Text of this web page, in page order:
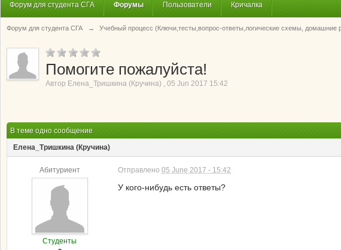
Форум для студента СГА Форумы Пользователи Кричалка
Форум для студента СГА → Учебный процесс (Ключи,тесты,вопрос-ответы,логические схемы, домашние
Помогите пожалуйста!
Автор Елена_Тришкина (Кручина) , 05 Jun 2017 15:42
В теме одно сообщение
Елена_Тришкина (Кручина)
Абитуриент
Студенты
Отправлено 05 June 2017 - 15:42
У кого-нибудь есть ответы?